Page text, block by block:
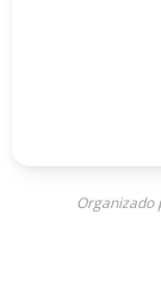
Organizado